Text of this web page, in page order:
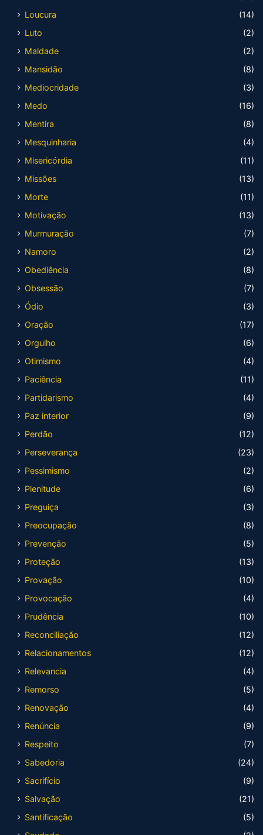
Loucura
(14)
Luto
(2)
Maldade
(2)
Mansidão
(8)
Mediocridade
(3)
Medo
(16)
Mentira
(8)
Mesquinharia
(4)
Misericórdia
(11)
Missões
(13)
Morte
(11)
Motivação
(13)
Murmuração
(7)
Namoro
(2)
Obediência
(8)
Obsessão
(7)
Ódio
(3)
Oração
(17)
Orgulho
(6)
Otimismo
(4)
Paciência
(11)
Partidarismo
(4)
Paz interior
(9)
Perdão
(12)
Perseverança
(23)
Pessimismo
(2)
Plenitude
(6)
Preguiça
(3)
Preocupação
(8)
Prevenção
(5)
Proteção
(13)
Provação
(10)
Provocação
(4)
Prudência
(10)
Reconciliação
(12)
Relacionamentos
(12)
Relevancia
(4)
Remorso
(5)
Renovação
(4)
Renúncia
(9)
Respeito
(7)
Sabedoria
(24)
Sacrifício
(9)
Salvação
(21)
Santificação
(5)